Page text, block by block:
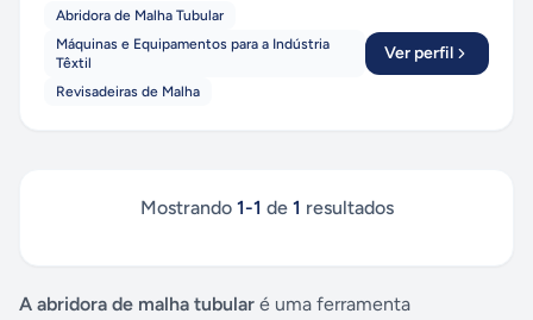
Abridora de Malha Tubular
Máquinas e Equipamentos para a Indústria
Têxtil
Revisadeiras de Malha
Ver perfil
Mostrando 1-1 de 1 resultados
A abridora de malha tubular é uma ferramenta